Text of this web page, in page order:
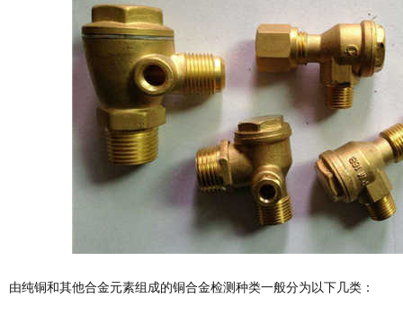
由纯铜和其他合金元素组成的铜合金检测种类一般分为以下几类：